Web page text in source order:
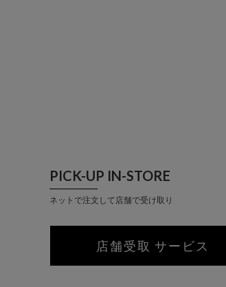
PICK-UP IN-STORE
ネットで注文して店舗で受け取り
店舗受取 サービス